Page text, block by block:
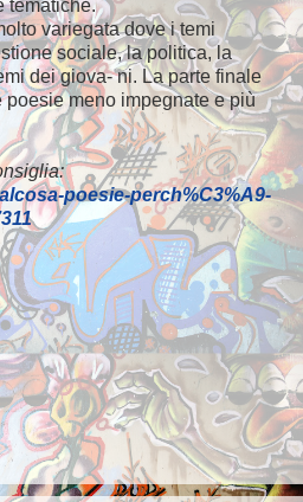
tematiche.
variegata dove i temi
sociale, la politica, la
dei giova- ni. La parte finale
poesie meno impegnate e più
poesie-perch%C3%A9-